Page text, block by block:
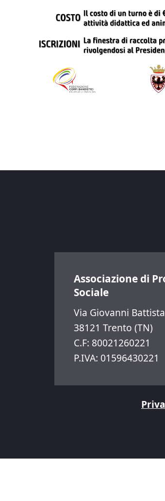
Associazione di
Sociale
Via Giovanni
38121 Trento (TN)
C.F: 80021260221
P.IVA: 01596430221